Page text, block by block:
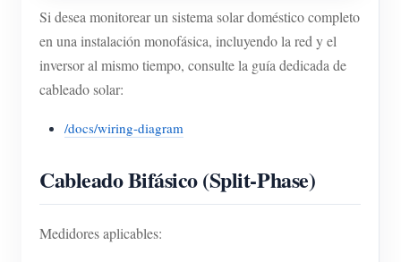
Si desea monitorear un sistema solar doméstico completo
en una instalación monofásica, incluyendo la red y el
inversor al mismo tiempo, consulte la guía dedicada de
cableado solar:
/docs/wiring-diagram
Cableado Bifásico (Split-Phase)
Medidores aplicables: